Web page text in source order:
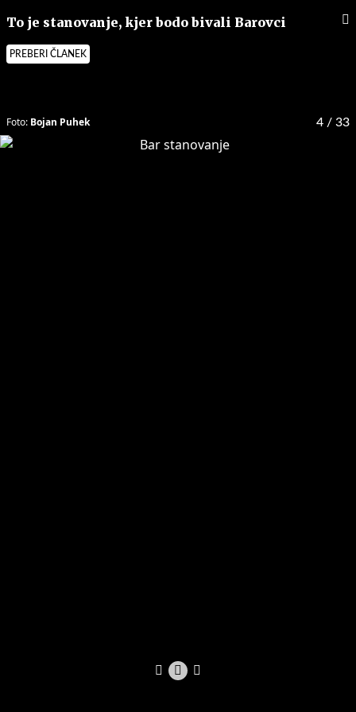
To je stanovanje, kjer bodo bivali Barovci
PREBERI ČLANEK
4 / 33
Foto: Bojan Puhek